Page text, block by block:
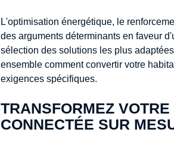
L'optimisation énergétique, le
des arguments déterminants en faveur
sélection des solutions les plus
ensemble comment convertir votre
exigences spécifiques.
TRANSFORMEZ
CONNECTÉE SUR